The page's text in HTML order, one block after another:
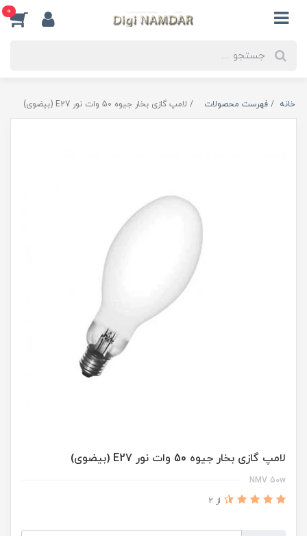
0
خانه فهرست محصولات لامپ گازی بخار جیوه 50 وات نور E27 (بیضوی)
لامپ گازی بخار جیوه 50 وات نور E27 (بیضوی)
NMV 50w
از 2